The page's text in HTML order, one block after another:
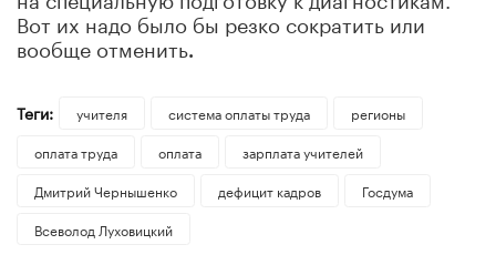
Вот их надо было бы резко сократить или
вообще отменить.
Теги: учителя система оплаты труда
регионы
оплата труда
оплата
зарплата учителей
Дмитрий Чернышенко
дефицит кадров
Госдума
​Всеволод Луховицкий